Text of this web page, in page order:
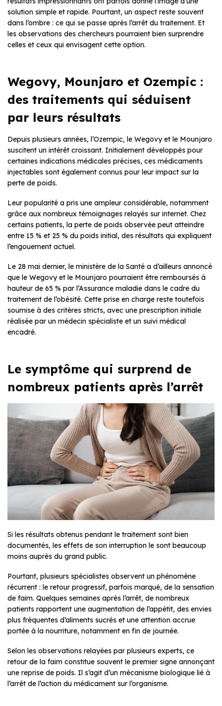
solution simple et rapide. Pourtant, un aspect reste souvent
dans l’ombre : ce qui se passe après l’arrêt du traitement. Et
les observations des chercheurs pourraient bien surprendre
celles et ceux qui envisagent cette option.
Wegovy, Mounjaro et Ozempic :
des traitements qui séduisent
par leurs résultats
Depuis plusieurs années, l’Ozempic, le Wegovy et le Mounjaro
suscitent un intérêt croissant. Initialement développés pour
certaines indications médicales précises, ces médicaments
injectables sont également connus pour leur impact sur la
perte de poids.
Leur popularité a pris une ampleur considérable, notamment
grâce aux nombreux témoignages relayés sur internet. Chez
certains patients, la perte de poids observée peut atteindre
entre 15 % et 25 % du poids initial, des résultats qui expliquent
l’engouement actuel.
Le 28 mai dernier, le ministère de la Santé a d’ailleurs annoncé
que le Wegovy et le Mounjaro pourraient être remboursés à
hauteur de 65 % par l’Assurance maladie dans le cadre du
traitement de l’obésité. Cette prise en charge reste toutefois
soumise à des critères stricts, avec une prescription initiale
réalisée par un médecin spécialiste et un suivi médical
encadré.
Le symptôme qui surprend de
nombreux patients après l’arrêt
Si les résultats obtenus pendant le traitement sont bien
documentés, les effets de son interruption le sont beaucoup
moins auprès du grand public.
Pourtant, plusieurs spécialistes observent un phénomène
récurrent : le retour progressif, parfois marqué, de la sensation
de faim. Quelques semaines après l’arrêt, de nombreux
patients rapportent une augmentation de l’appétit, des envies
plus fréquentes d’aliments sucrés et une attention accrue
portée à la nourriture, notamment en fin de journée.
Selon les observations relayées par plusieurs experts, ce
retour de la faim constitue souvent le premier signe annonçant
une reprise de poids. Il s’agit d’un mécanisme biologique lié à
l’arrêt de l’action du médicament sur l’organisme.